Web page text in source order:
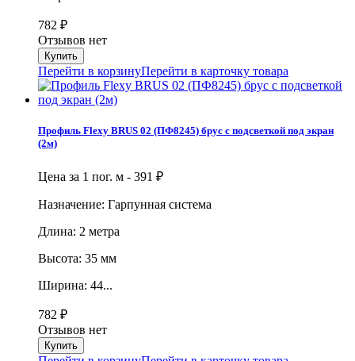
782 ₽
Отзывов нет
Перейти в корзинуПерейти в карточку товара
Профиль Flexy BRUS 02 (ПФ8245) брус с подсветкой под экран
(2м)
Цена за 1 пог. м - 391 ₽
Назначение: Гарпунная система
Длина: 2 метра
Высота: 35 мм
Ширина: 44...
782 ₽
Отзывов нет